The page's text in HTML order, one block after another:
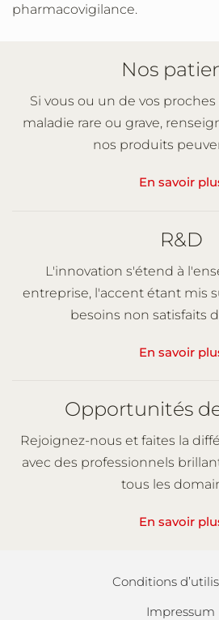
pharmacovigilance.
Nos
Si vous ou un de vos
maladie rare ou grave,
nos produits
En savoir
R&D
L'innovation s'étend à
entreprise, l'accent étant mis
besoins non satisfaits
En savoir
Opportunités
Rejoignez-nous et faites la
avec des professionnels
tous les
En savoir
Conditions
Impressum